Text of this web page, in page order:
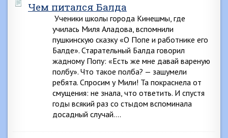
Чем питался Балда
Ученики школы города Кинешмы, где
училась Миля Аладова, вспомнили
пушкинскую сказку «О Попе и работнике его
Балде». Старательный Балда говорил
жадному Попу: «Есть же мне давай вареную
полбу». Что такое полба? — зашумели
ребята. Спросим у Мили! Та покраснела от
смущения: не знала, что ответить. И спустя
годы всякий раз со стыдом вспоминала
досадный случай….